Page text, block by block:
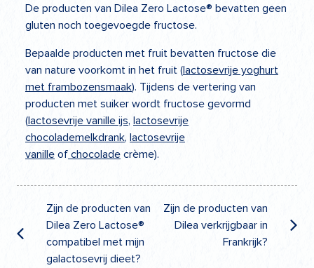
De producten van Dilea Zero Lactose® bevatten geen
gluten noch toegevoegde fructose.
Bepaalde producten met fruit bevatten fructose die
van nature voorkomt in het fruit (lactosevrije yoghurt
met frambozensmaak). Tijdens de vertering van
producten met suiker wordt fructose gevormd
(lactosevrije vanille ijs, lactosevrije
chocolademelkdrank, lactosevrije
vanille of chocolade crème).
Post
navigation
Zijn de producten van
Dilea Zero Lactose®
compatibel met mijn
galactosevrij dieet?
Zijn de producten van
Dilea verkrijgbaar in
Frankrijk?